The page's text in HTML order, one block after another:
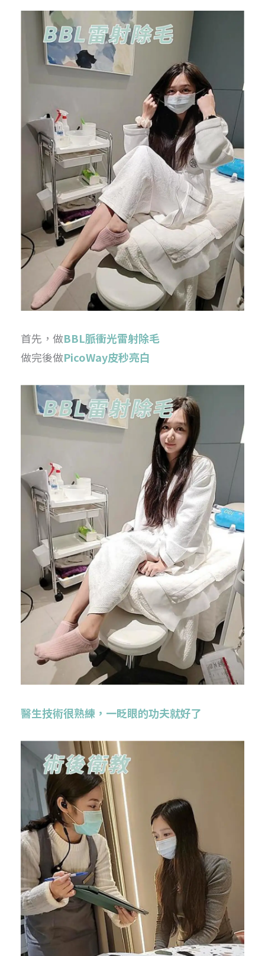
首先，做BBL脈衝光雷射除毛
做完後做PicoWay皮秒亮白
醫生技術很熟練 ， 一眨眼的功夫就好了